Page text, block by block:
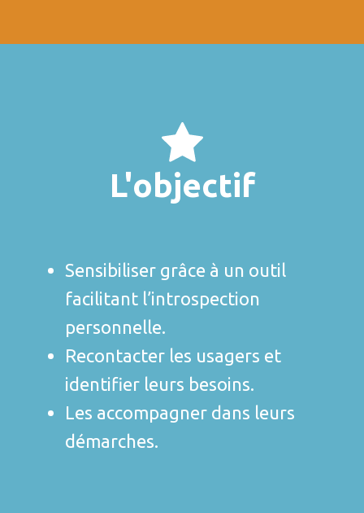
L'objectif
Sensibiliser grâce à un outil
facilitant l’introspection
personnelle.
Recontacter les usagers et
identifier leurs besoins.
Les accompagner dans leurs
démarches.